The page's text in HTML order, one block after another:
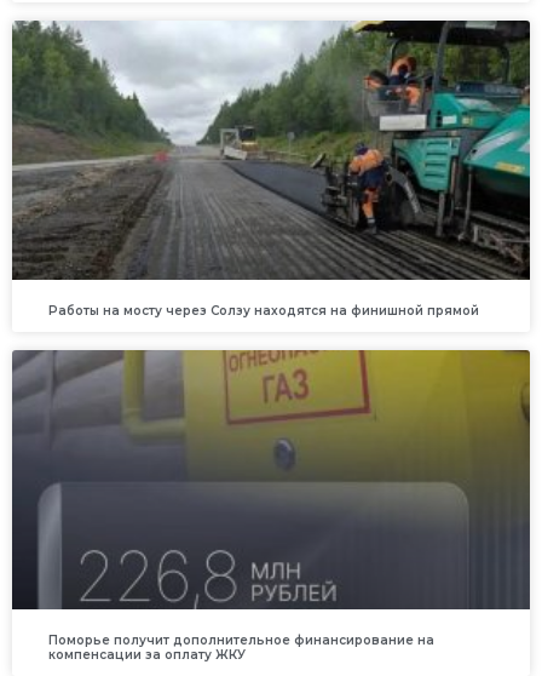
Работы на мосту через Солзу находятся на финишной прямой
Поморье получит дополнительное финансирование на
компенсации за оплату ЖКУ